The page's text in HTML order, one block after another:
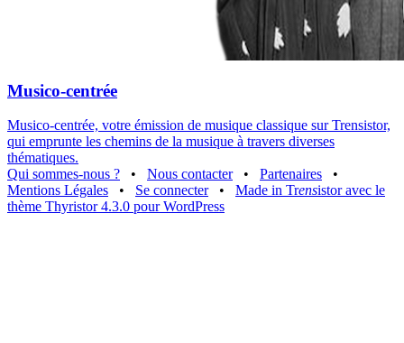
Musico-centrée
Musico-centrée, votre émission de musique classique sur Trensistor,
qui emprunte les chemins de la musique à travers diverses
thématiques.
Qui sommes-nous ?
• Nous contacter • Partenaires
•
Mentions Légales
• Se connecter • Made in Trensistor avec le
thème Thyristor 4.3.0 pour WordPress